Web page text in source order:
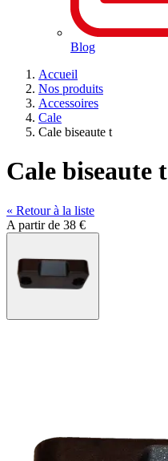
Blog
Accueil
Nos produits
Accessoires
Cale
Cale biseaute t
Cale biseaute t
« Retour à la liste
A partir de 38 €